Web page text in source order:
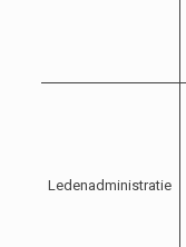
Ledenadministratie